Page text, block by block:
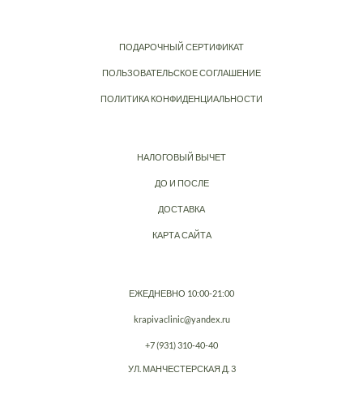
ПОДАРОЧНЫЙ СЕРТИФИКАТ
ПОЛЬЗОВАТЕЛЬСКОЕ СОГЛАШЕНИЕ
ПОЛИТИКА КОНФИДЕНЦИАЛЬНОСТИ
НАЛОГОВЫЙ ВЫЧЕТ
ДО И ПОСЛЕ
ДОСТАВКА
КАРТА САЙТА
ЕЖЕДНЕВНО 10:00-21:00
krapivaclinic@yandex.ru
+7 (931) 310-40-40
УЛ. МАНЧЕСТЕРСКАЯ Д. 3